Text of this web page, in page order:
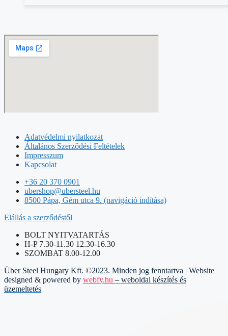
Adatvédelmi nyilatkozat
Általános Szerződési Feltételek
Impresszum
Kapcsolat
+36 20 370 0901
ubershop@ubersteel.hu
8500 Pápa, Gém utca 9. (navigáció indítása)
Elállás a szerződéstől
BOLT NYITVATARTÁS
H-P 7.30-11.30 12.30-16.30
SZOMBAT 8.00-12.00
Über Steel Hungary Kft. ©2023. Minden jog fenntartva | Website
designed & powered by webfy.hu – weboldal készítés és
üzemeltetés